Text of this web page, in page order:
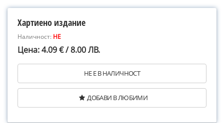
Хартиено издание
Наличност: НЕ
Цена: 4.09 € / 8.00 ЛВ.
НЕ Е В НАЛИЧНОСТ
ДОБАВИ В ЛЮБИМИ